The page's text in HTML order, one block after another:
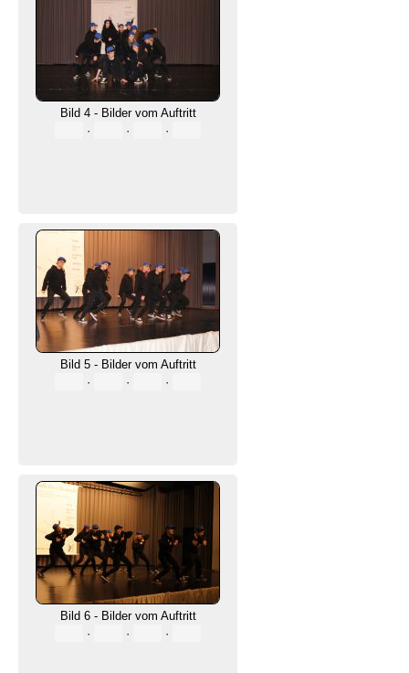
Bild 4 - Bilder vom Auftritt
·
· ·
Bild 5 - Bilder vom Auftritt
·
· ·
Bild 6 - Bilder vom Auftritt
·
· ·